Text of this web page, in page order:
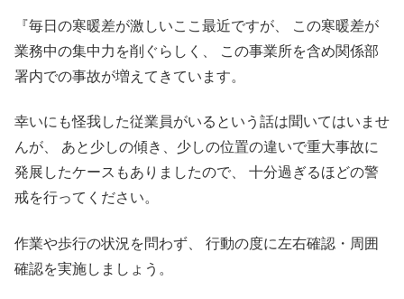
『毎日の寒暖差が激しいここ最近ですが、 この寒暖差が
業務中の集中力を削ぐらしく、 この事業所を含め関係部
署内での事故が増えてきています。
幸いにも怪我した従業員がいるという話は聞いてはいませ
んが、 あと少しの傾き、少しの位置の違いで重大事故に
発展したケースもありましたので、 十分過ぎるほどの警
戒を行ってください。
作業や歩行の状況を問わず、 行動の度に左右確認・周囲
確認を実施しましょう。